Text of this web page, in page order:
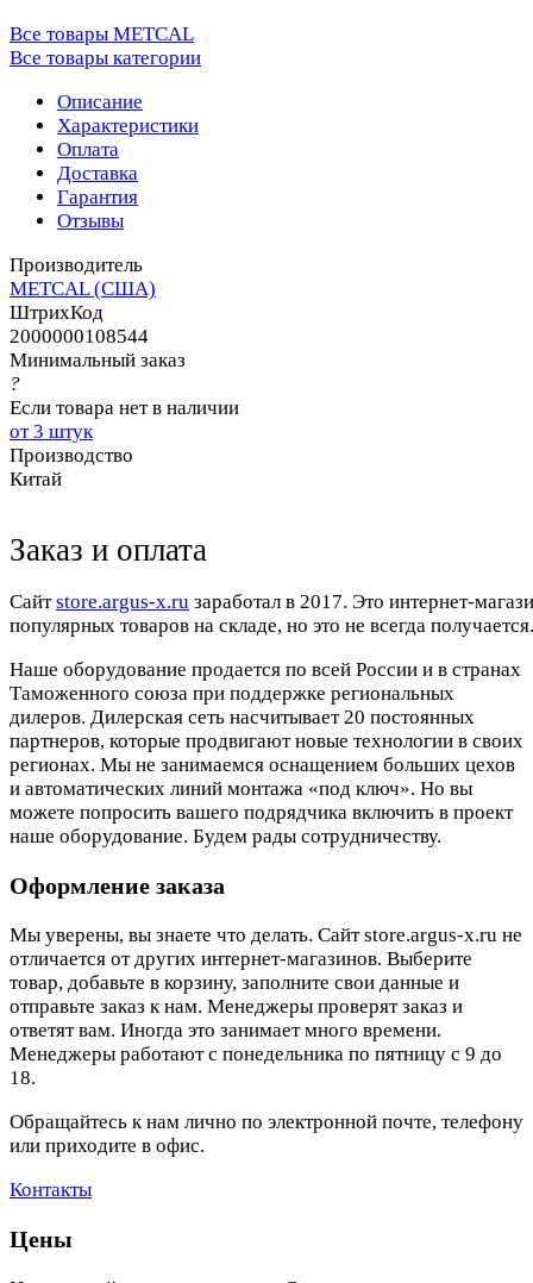
Все товары METCAL
Все товары категории
Описание
Характеристики
Оплата
Доставка
Гарантия
Отзывы
Производитель
METCAL (США)
ШтрихКод
2000000108544
Минимальный заказ
?
Если товара нет в наличии
от 3 штук
Производство
Китай
Заказ и оплата
Cайтstore.argus-x.ru заработал в 2017. Это интернет-
популярных товаров на складе, но это не всегда
Наше оборудование продается по всей России и в странах
Таможенного союза при поддержке региональных
дилеров. Дилерская сеть насчитывает 20 постоянных
партнеров, которые продвигают новые технологии в своих
регионах. Мы не занимаемся оснащением больших цехов
и автоматических линий монтажа «под ключ». Но вы
можете попросить вашего подрядчика включить в проект
наше оборудование. Будем рады сотрудничеству.
Оформление заказа
Мы уверены, вы знаете что делать. Сайт store.argus-x.ru не
отличается от других интернет-магазинов. Выберите
товар, добавьте в корзину, заполните свои данные и
отправьте заказ к нам. Менеджеры проверят заказ и
ответят вам. Иногда это занимает много времени.
Менеджеры работают с понедельника по пятницу с 9 до
18.
Обращайтесь к нам лично по электронной почте, телефону
или приходите в офис.
Контакты
Цены